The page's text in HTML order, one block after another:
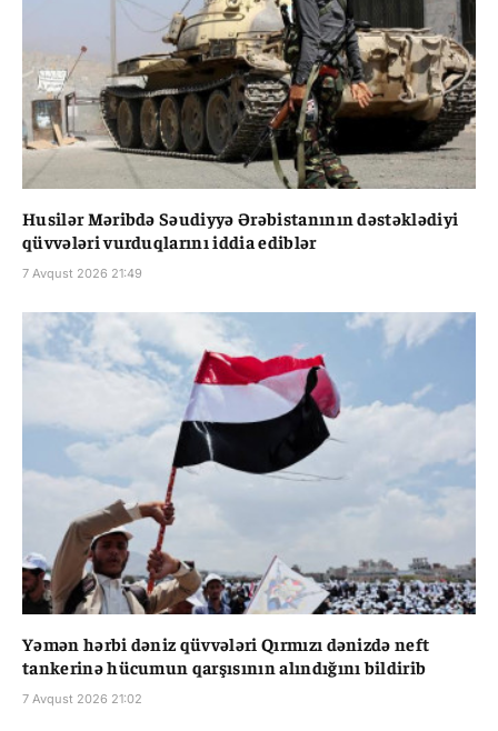
Husilər Məribdə Səudiyyə Ərəbistanının dəstəklədiyi
qüvvələri vurduqlarını iddia ediblər
7 Avqust 2026 21:49
Yəmən hərbi dəniz qüvvələri Qırmızı dənizdə neft
tankerinə hücumun qarşısının alındığını bildirib
7 Avqust 2026 21:02